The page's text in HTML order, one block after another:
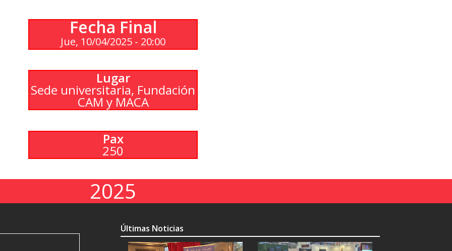
Fecha Final
Jue, 10/04/2025 - 20:00
Lugar
Sede universitaria, Fundación
CAM y MACA
Pax
250
2025
Últimas Noticias